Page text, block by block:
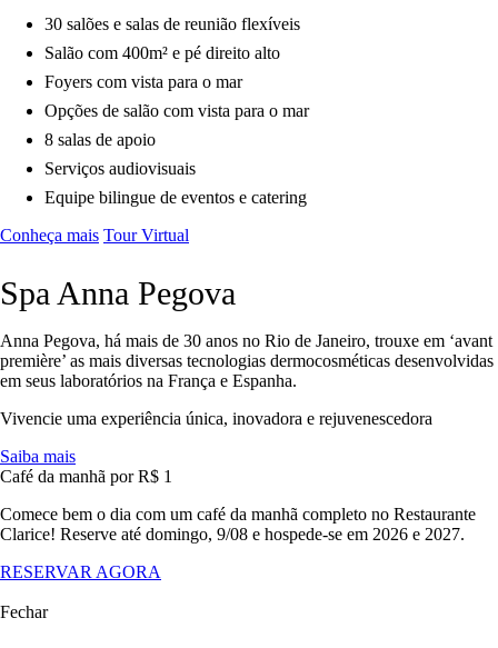
30 salões e salas de reunião flexíveis
Salão com 400m² e pé direito alto
Foyers com vista para o mar
Opções de salão com vista para o mar
8 salas de apoio
Serviços audiovisuais
Equipe bilingue de eventos e catering
Conheça mais Tour Virtual
Spa Anna Pegova
Anna Pegova, há mais de 30 anos no Rio de Janeiro, trouxe em ‘avant
première’ as mais diversas tecnologias dermocosméticas desenvolvidas
em seus laboratórios na França e Espanha.
Vivencie uma experiência única, inovadora e rejuvenescedora
Saiba mais
Café da manhã por R$ 1
Comece bem o dia com um café da manhã completo no Restaurante
Clarice! Reserve até domingo, 9/08 e hospede-se em 2026 e 2027.
RESERVAR AGORA
Fechar